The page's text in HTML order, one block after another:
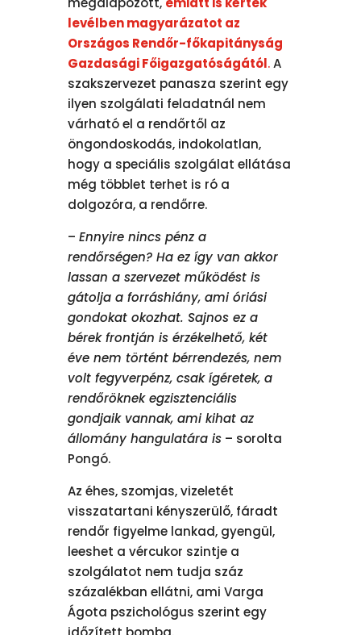
levélben magyarázatot az
Országos Rendőr-főkapitányság
Gazdasági Főigazgatóságától.A
szakszervezet panasza szerint egy
ilyen szolgálati feladatnál nem
várható el a rendőrtől az
öngondoskodás, indokolatlan,
hogy a speciális szolgálat ellátása
még többlet terhet is ró a
dolgozóra, a rendőrre.
–Ennyire nincs pénz a
rendőrségen? Ha ez így van akkor
lassan a szervezet működést is
gátolja a forráshiány, ami óriási
gondokat okozhat. Sajnos ez a
bérek frontján is érzékelhető, két
éve nem történt bérrendezés, nem
volt fegyverpénz, csak ígéretek, a
rendőröknek egzisztenciális
gondjaik vannak, ami kihat az
állomány hangulatára is – sorolta
Pongó.
Az éhes, szomjas, vizeletét
visszatartani kényszerülő, fáradt
rendőr figyelme lankad, gyengül,
leeshet a vércukor szintje a
szolgálatot nem tudja száz
százalékban ellátni, ami Varga
Ágota pszichológus szerint egy